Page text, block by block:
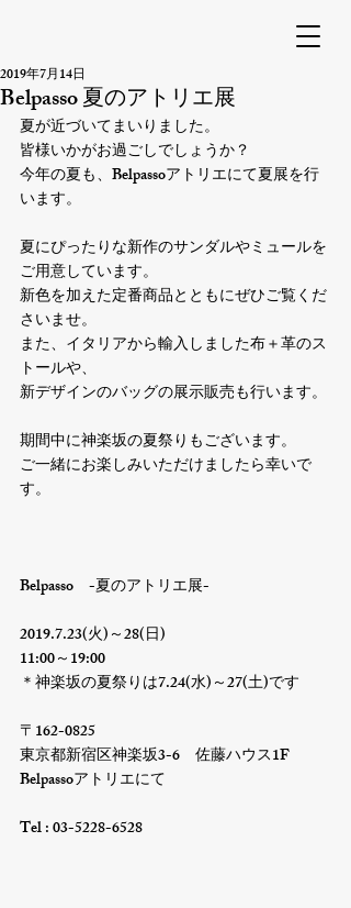
Belpasso 夏のアトリエ展
2019年7月14日
夏が近づいてまいりました。
皆様いかがお過ごしでしょうか？
今年の夏も、Belpassoアトリエにて夏展を行
います。
夏にぴったりな新作のサンダルやミュールを
ご用意しています。
新色を加えた定番商品とともにぜひご覧くだ
さいませ。
また、イタリアから輸入しました布＋革のス
トールや、
新デザインのバッグの展示販売も行います。
期間中に神楽坂の夏祭りもございます。
ご一緒にお楽しみいただけましたら幸いで
す。
Belpasso　-夏のアトリエ展-
2019.7.23(火)～28(日)
11:00～19:00
＊神楽坂の夏祭りは7.24(水)～27(土)です
〒162-0825
東京都新宿区神楽坂3-6　佐藤ハウス1F
Belpassoアトリエにて
Tel : 03-5228-6528